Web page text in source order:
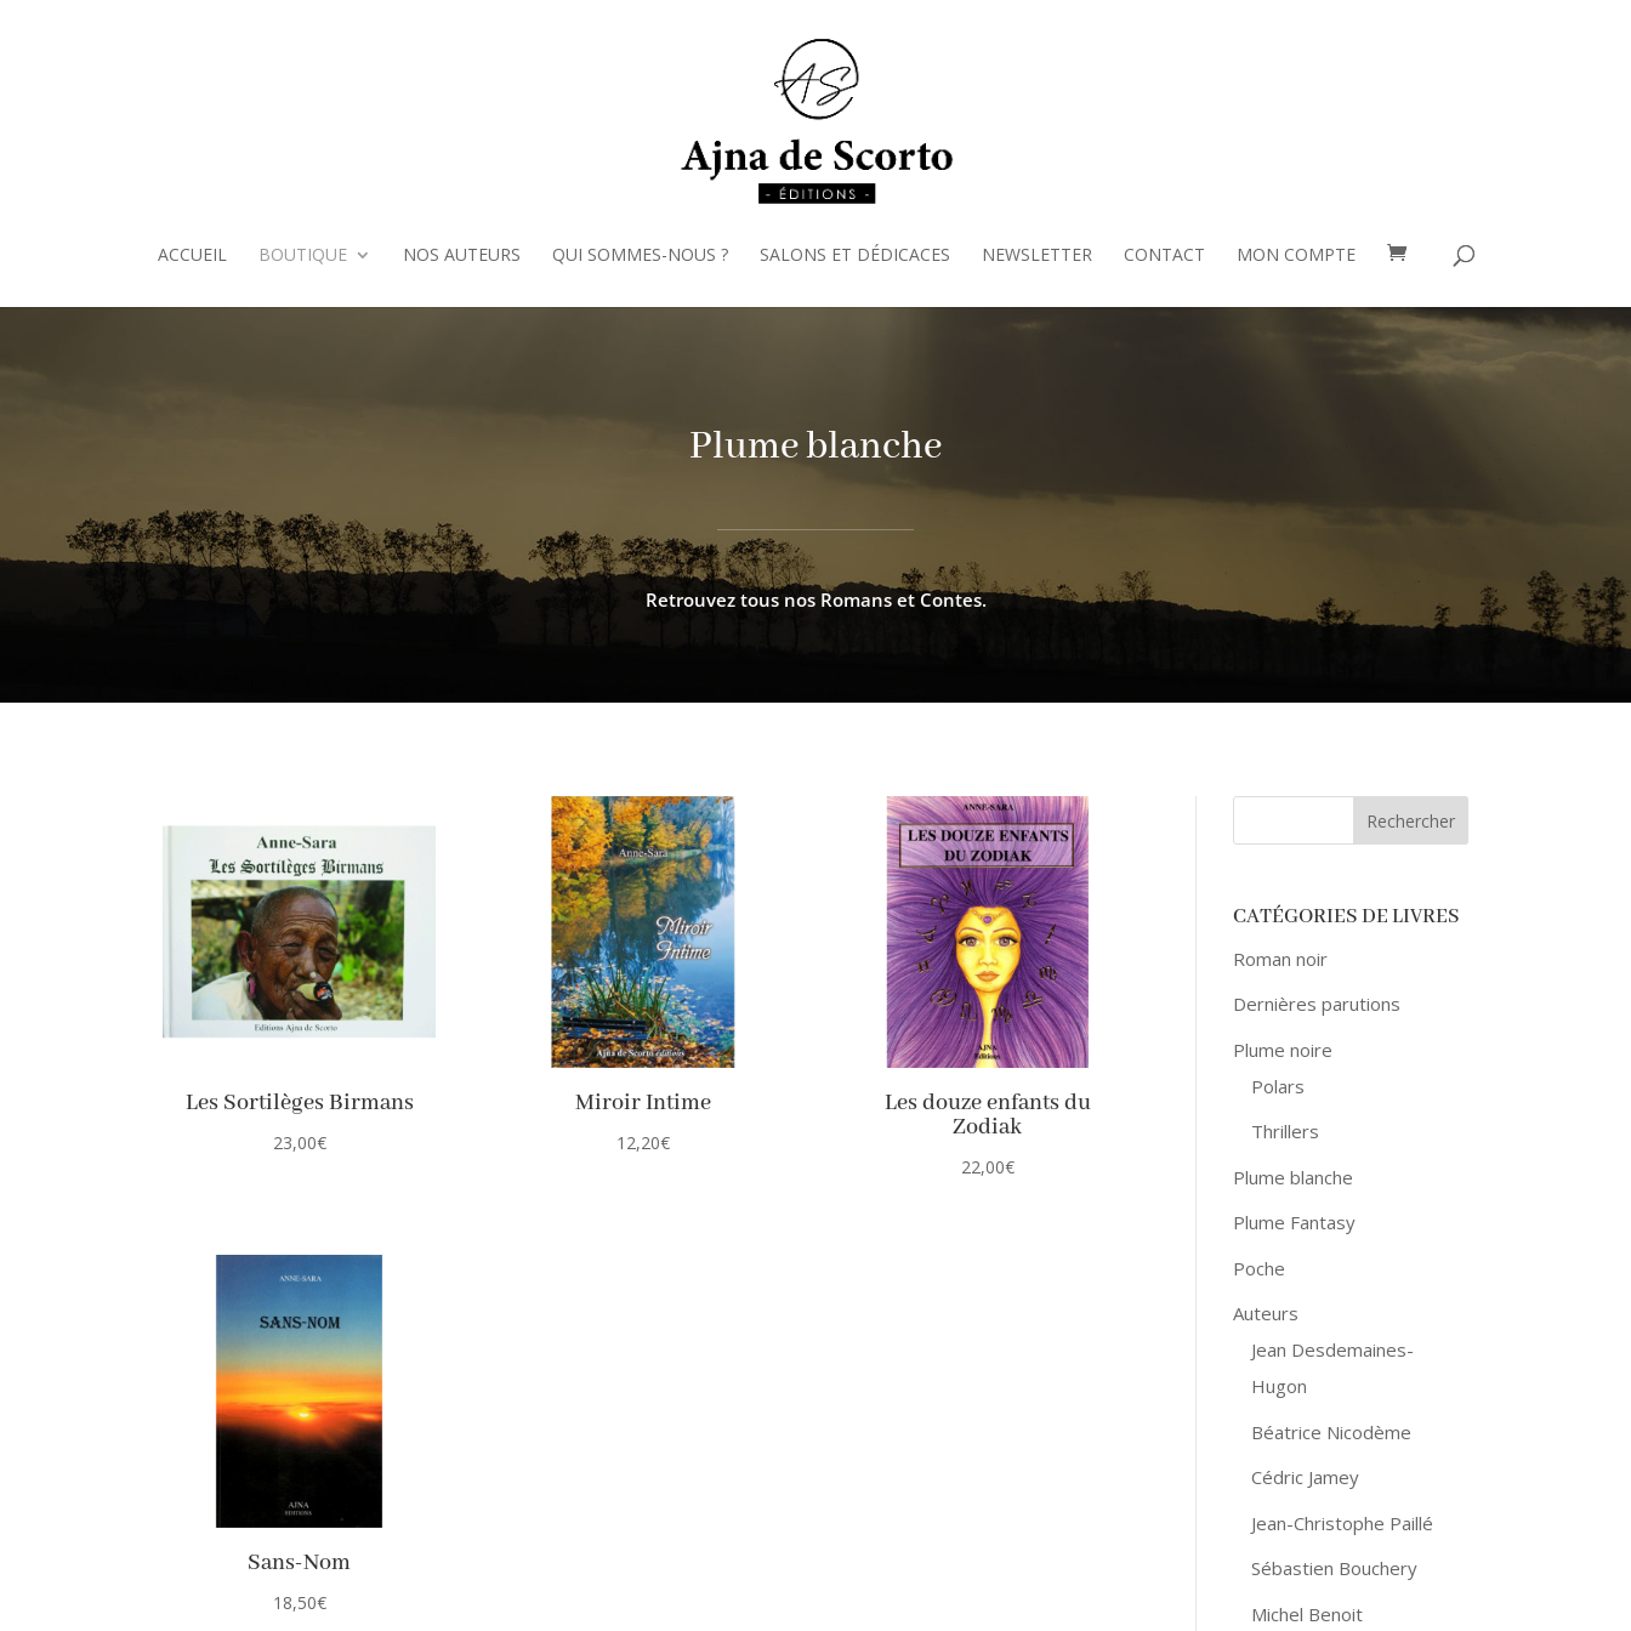
ACCUEIL BOUTIQUE NOS AUTEURS QUI SOMMES-NOUS ? SALONS ET DÉDICACES NEWSLETTER CONTACT MON COMPTE
Plume blanche
Retrouvez tous nos Romans et Contes.
Les Sortilèges Birmans
23,00€
Miroir Intime
12,20€
Les douze enfants du
Zodiak
22,00€
Sans-Nom
18,50€
CATÉGORIES DE LIVRES
Roman noir
Dernières parutions
Plume noire
Polars
Thrillers
Plume blanche
Plume Fantasy
Poche
Auteurs
Jean Desdemaines-
Hugon
Béatrice Nicodème
Cédric Jamey
Jean-Christophe Paillé
Sébastien Bouchery
Michel Benoit